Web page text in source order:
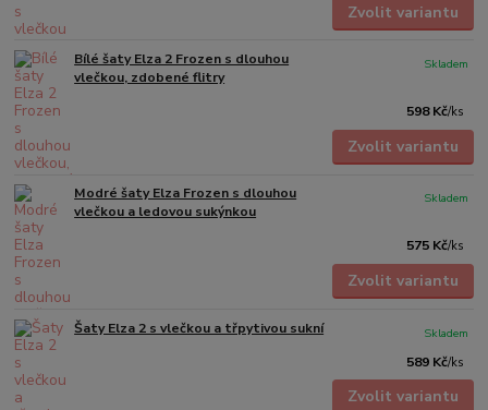
Zvolit variantu
Bílé šaty Elza 2 Frozen s dlouhou
vlečkou, zdobené flitry
598 Kč/ks
Skladem
Zvolit variantu
Modré šaty Elza Frozen s dlouhou
vlečkou a ledovou sukýnkou
575 Kč/ks
Skladem
Zvolit variantu
Šaty Elza 2 s vlečkou a třpytivou sukní
589 Kč/ks
Skladem
Zvolit variantu